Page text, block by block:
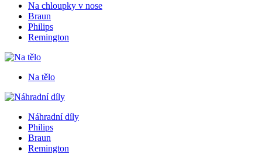
Na chloupky v nose
Braun
Philips
Remington
Na tělo
Náhradní díly
Philips
Braun
Remington